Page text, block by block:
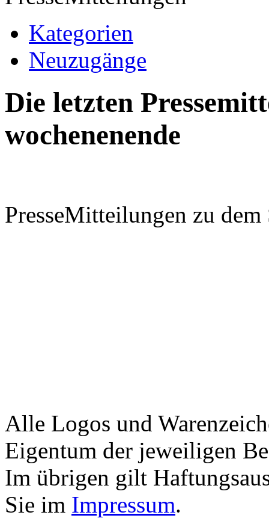
Kategorien
Neuzugänge
Die letzten
wochenenende
PresseMitteilungen zu
Alle Logos und
Eigentum der jeweiligen
Im übrigen gilt
Sie im Impressum.